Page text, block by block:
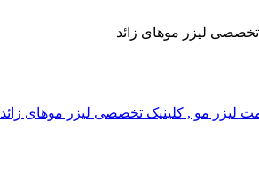
تخصصی لیزر موهای زائد
لیزر مو , کلینیک تخصصی لیزر موهای زائد